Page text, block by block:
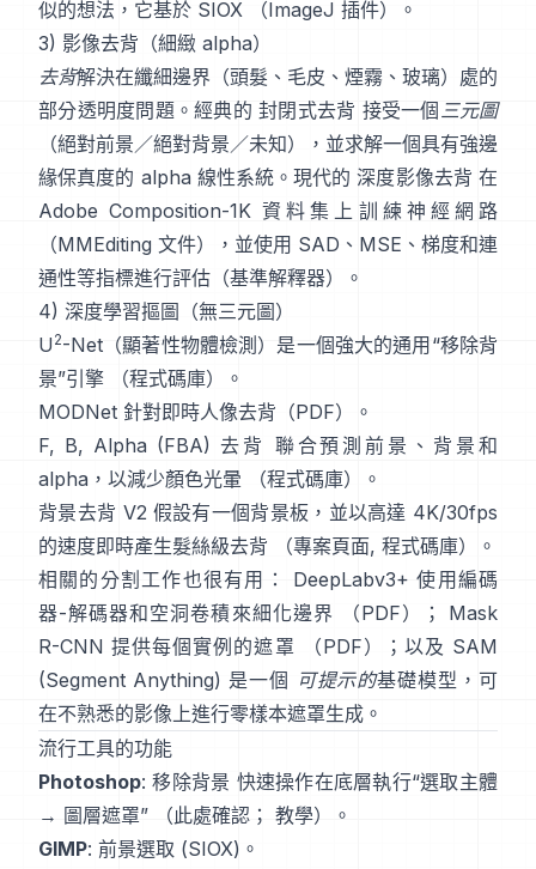
似的想法，它基於 SIOX （ImageJ 插件）。
3) 影像去背（細緻 alpha）
去背解決在纖細邊界（頭髮、毛皮、煙霧、玻璃）處的
部分透明度問題。經典的 封閉式去背 接受一個 三元圖
（絕對前景／絕對背景／未知），並求解一個具有強邊
緣保真度的 alpha 線性系統。現代的 深度影像去背 在
Adobe Composition-1K 資料集上訓練神經網路
（MMEditing 文件），並使用 SAD、MSE、梯度和連
通性等指標進行評估（基準解釋器）。
4) 深度學習摳圖（無三元圖）
U2-Net （顯著性物體檢測）是一個強大的通用“移除背
景”引擎
（程式碼庫）。
MODNet 針對即時人像去背（PDF）。
F, B, Alpha (FBA) 去背 聯合預測前景、背景和
alpha，以減少顏色光暈
（程式碼庫）。
背景去背 V2 假設有一個背景板，並以高達 4K/30fps
的速度即時產生髮絲級去背
（專案頁面, 程式碼庫）。
相關的分割工作也很有用：
DeepLabv3+ 使用編碼
器-解碼器和空洞卷積來細化邊界
（PDF）；
Mask
R-CNN 提供每個實例的遮罩 （PDF）；以及 SAM
(Segment Anything) 是一個 可提示的基礎模型，可
在不熟悉的影像上進行零樣本遮罩生成。
流行工具的功能
Photoshop:移除背景 快速操作在底層執行“選取主體
→ 圖層遮罩”
（此處確認 ； 教學）。
GIMP: 前景選取 (SIOX)。